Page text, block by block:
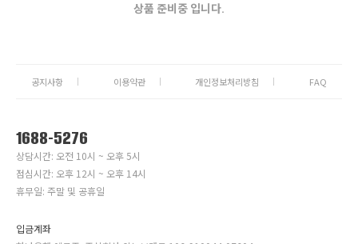
상품 준비중 입니다.
공지사항 이용약관 개인정보처리방침 FAQ
1688-5276
상담시간: 오전 10시 ~ 오후 5시
점심시간: 오후 12시 ~ 오후 14시
휴무일: 주말 및 공휴일
입금계좌